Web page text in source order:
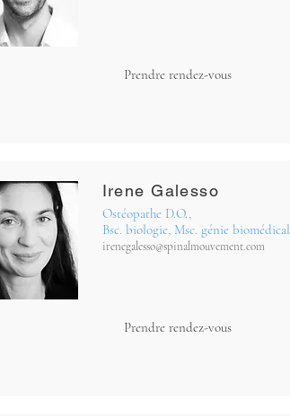
Prendre rendez-vous
Irene Galesso
Ostéopathe D.O.,
Bsc. biologie, Msc. génie biomédical
irenegalesso@spinalmouvement.com
Prendre rendez-vous